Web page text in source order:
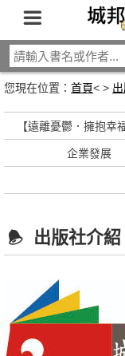
您現在位置： 首頁< >
【遠離憂鬱．擁抱幸
企業發展
出版社介紹